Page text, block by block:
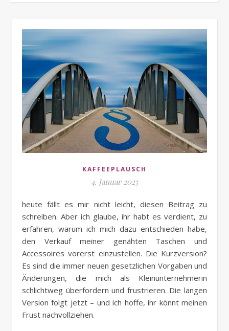
KAFFEEPLAUSCH
4. Januar 2025
heute fällt es mir nicht leicht, diesen Beitrag zu
schreiben. Aber ich glaube, ihr habt es verdient, zu
erfahren, warum ich mich dazu entschieden habe,
den Verkauf meiner genähten Taschen und
Accessoires vorerst einzustellen. Die Kurzversion?
Es sind die immer neuen gesetzlichen Vorgaben und
Änderungen, die mich als Kleinunternehmerin
schlichtweg überfordern und frustrieren. Die langen
Version folgt jetzt – und ich hoffe, ihr könnt meinen
Frust nachvollziehen.